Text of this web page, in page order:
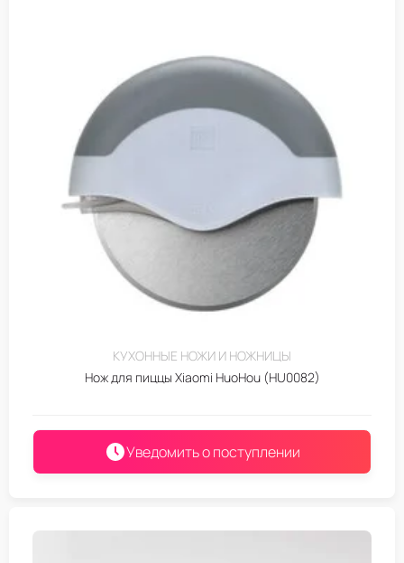
КУХОННЫЕ НОЖИ И НОЖНИЦЫ
Нож для пиццы Xiaomi HuoHou (HU0082)
Уведомить о поступлении